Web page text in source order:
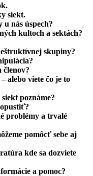
siekt.
nás úspech?
kultoch a sektách?
skupiny?
členov?
alebo viete čo je to
poznáme?
problémy a trvalé
pomôcť sebe aj
kde sa dozviete
a pomoc?